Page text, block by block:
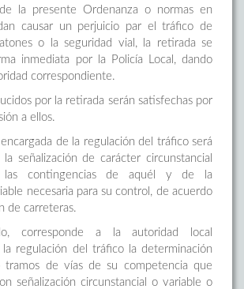
la presente Ordenanza o normas en
causar un perjuicio par el tráfico de
o la seguridad vial, la retirada se
inmediata por la Policía Local, dando
correspondiente.
por la retirada serán satisfechas por
a ellos.
de la regulación del tráfico será
señalización de carácter circunstancial
contingencias de aquél y de la
necesaria para su control, de acuerdo
de carreteras.
corresponde a la autoridad local
la regulación del tráfico la determinación
tramos de vías de su competencia que
señalización circunstancial o variable o